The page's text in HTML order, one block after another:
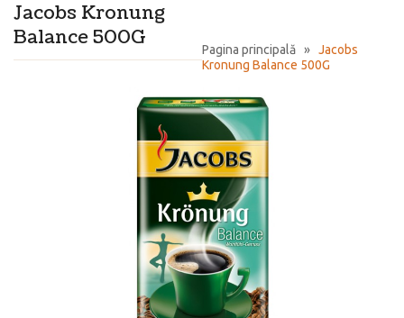
Pagina principală » Jacobs
Kronung Balance 500G
Jacobs Kronung
Balance 500G